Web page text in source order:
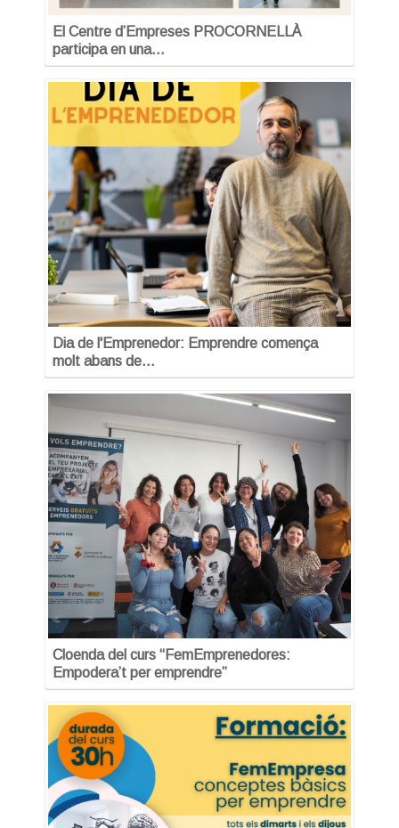
El Centre d’Empreses PROCORNELLÀ
participa en una…
Dia de l'Emprenedor: Emprendre comença
molt abans de…
Cloenda del curs “FemEmprenedores:
Empodera’t per emprendre”